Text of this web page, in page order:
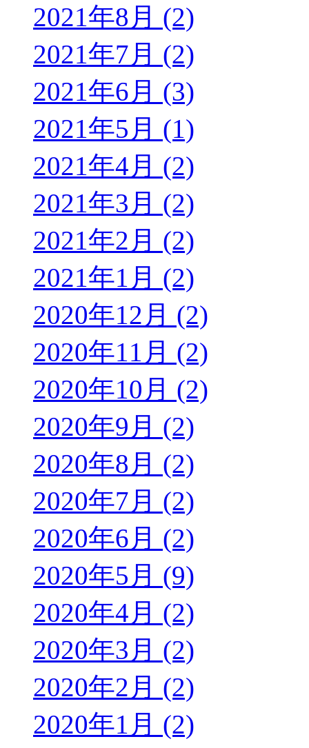
2021年8月 (2)
2021年7月 (2)
2021年6月 (3)
2021年5月 (1)
2021年4月 (2)
2021年3月 (2)
2021年2月 (2)
2021年1月 (2)
2020年12月 (2)
2020年11月 (2)
2020年10月 (2)
2020年9月 (2)
2020年8月 (2)
2020年7月 (2)
2020年6月 (2)
2020年5月 (9)
2020年4月 (2)
2020年3月 (2)
2020年2月 (2)
2020年1月 (2)